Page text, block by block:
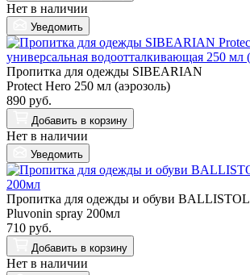
Нет в наличии
Уведомить
Пропитка для одежды SIBEARIAN
Protect Hero 250 мл (аэрозоль)
890 руб.
Добавить в корзину
Нет в наличии
Уведомить
Пропитка для одежды и обуви BALLISTOL
Pluvonin spray 200мл
710 руб.
Добавить в корзину
Нет в наличии